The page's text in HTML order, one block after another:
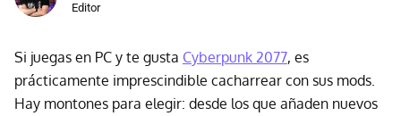
Editor
Si juegas en PC y te gusta Cyberpunk 2077, es
prácticamente imprescindible cacharrear con sus mods.
Hay montones para elegir: desde los que añaden nuevos